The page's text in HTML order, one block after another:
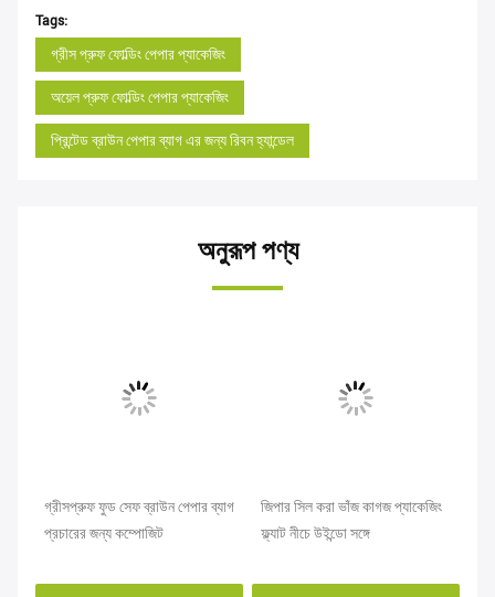
Tags:
গ্রীস প্রুফ ফোল্ডিং পেপার প্যাকেজিং
অয়েল প্রুফ ফোল্ডিং পেপার প্যাকেজিং
প্রিন্টেড ব্রাউন পেপার ব্যাগ এর জন্য রিবন হ্যান্ডেল
অনুরূপ পণ্য
গ্রীসপ্রুফ ফুড সেফ ব্রাউন পেপার ব্যাগ
প্রচারের জন্য কম্পোজিট
জিপার সিল করা ভাঁজ কাগজ প্যাকেজিং
ফ্ল্যাট নীচে উইন্ডো সঙ্গে